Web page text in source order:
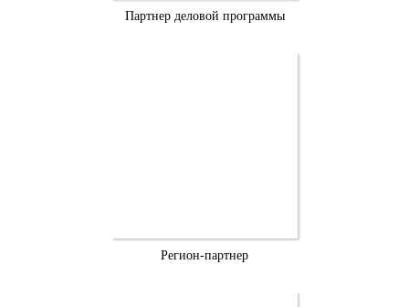
Партнер деловой программы
Регион-партнер